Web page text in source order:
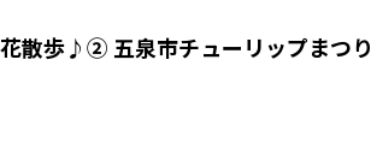
散歩♪② 五泉市チューリップまつり